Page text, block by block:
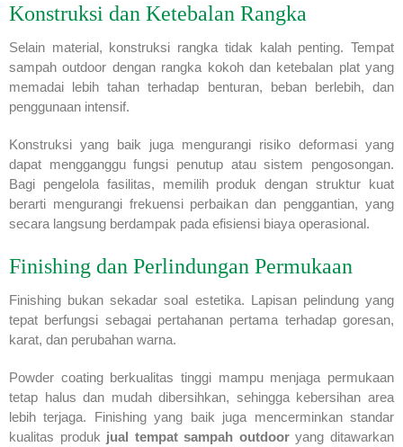
Konstruksi dan Ketebalan Rangka
Selain material, konstruksi rangka tidak kalah penting. Tempat
sampah outdoor dengan rangka kokoh dan ketebalan plat yang
memadai lebih tahan terhadap benturan, beban berlebih, dan
penggunaan intensif.
Konstruksi yang baik juga mengurangi risiko deformasi yang
dapat mengganggu fungsi penutup atau sistem pengosongan.
Bagi pengelola fasilitas, memilih produk dengan struktur kuat
berarti mengurangi frekuensi perbaikan dan penggantian, yang
secara langsung berdampak pada efisiensi biaya operasional.
Finishing dan Perlindungan Permukaan
Finishing bukan sekadar soal estetika. Lapisan pelindung yang
tepat berfungsi sebagai pertahanan pertama terhadap goresan,
karat, dan perubahan warna.
Powder coating berkualitas tinggi mampu menjaga permukaan
tetap halus dan mudah dibersihkan, sehingga kebersihan area
lebih terjaga. Finishing yang baik juga mencerminkan standar
kualitas produk jual tempat sampah outdooryang ditawarkan